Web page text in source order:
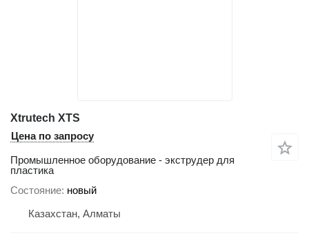
Xtrutech XTS
Цена по запросу
Промышленное оборудование - экструдер для
пластика
Состояние новый
Казахстан, Алматы